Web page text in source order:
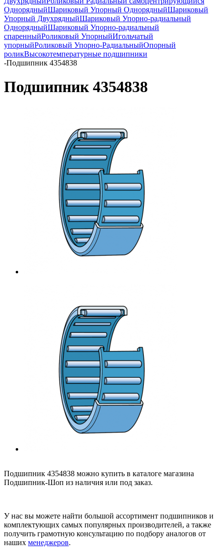
ОднорядныйШариковый Упорный ОднорядныйШариковый
Упорный ДвухрядныйШариковый Упорно-радиальный
ОднорядныйШариковый Упорно-радиальный
спаренныйРоликовый УпорныйИгольчатый
упорныйРоликовый Упорно-РадиальныйОпорный
роликВысокотемпературные подшипники
-Подшипник 4354838
Подшипник 4354838
Подшипник 4354838 можно купить в каталоге магазина
Подшипник-Шоп из наличия или под заказ.
У нас вы можете найти большой ассортимент подшипников и
комплектующих самых популярных производителей, а также
получить грамотную консультацию по подбору аналогов от
наших менеджеров.